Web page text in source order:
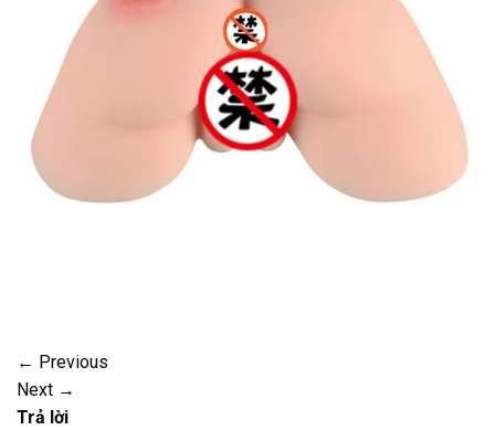
← Previous
Next →
Trả lời